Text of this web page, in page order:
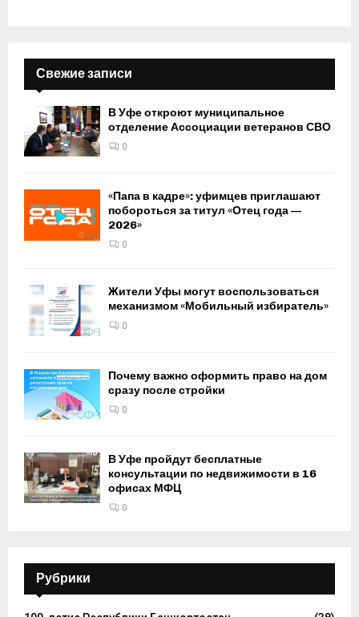
Свежие записи
В Уфе откроют муниципальное
отделение Ассоциации ветеранов СВО
0
«Папа в кадре»: уфимцев приглашают
побороться за титул «Отец года —
2026»
0
Жители Уфы могут воспользоваться
механизмом «Мобильный избиратель»
0
Почему важно оформить право на дом
сразу после стройки
0
В Уфе пройдут бесплатные
консультации по недвижимости в 16
офисах МФЦ
0
Рубрики